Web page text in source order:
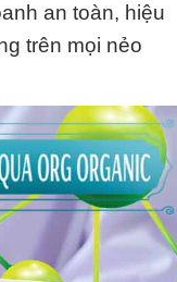
an toàn, hiệu
trên mọi nẻo